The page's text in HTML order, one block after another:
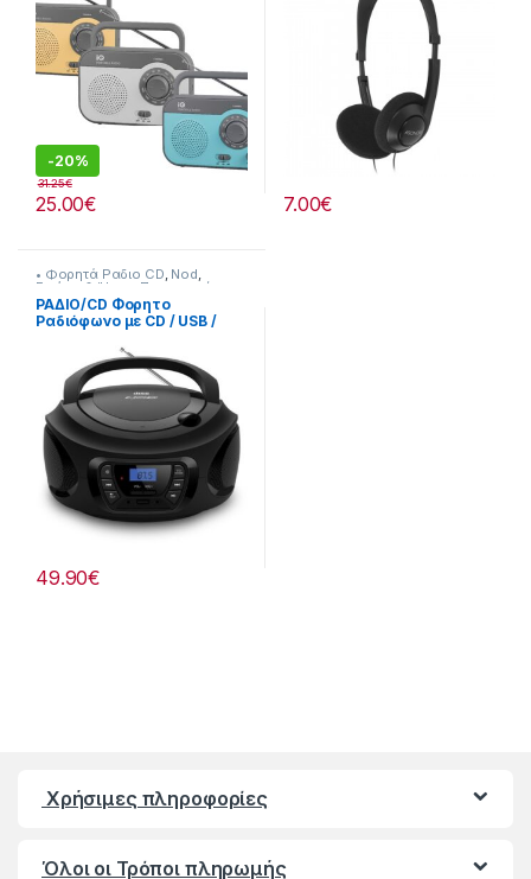
-20%
25.00€
31.25€
7.00€
• Φορητά Ραδιο CD, Nod,
Εικόνα & Ήχος Προσφορές
ΡΑΔΙΟ/CD Φορητο
Ραδιόφωνο με CD / USB /
805221017
49.90€
Χρήσιμες πληροφορίες
Όλοι οι Τρόποι πληρωμής